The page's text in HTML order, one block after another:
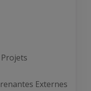
Externes